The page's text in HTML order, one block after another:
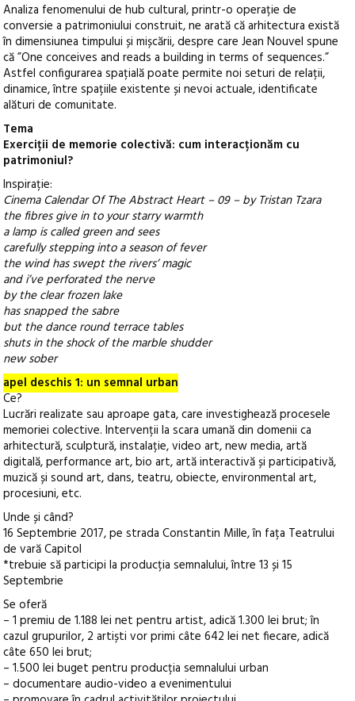
Analiza fenomenului de hub cultural, printr-o operație de
conversie a patrimoniului construit, ne arată că arhitectura există
în dimensiunea timpului și mișcării, despre care Jean Nouvel spune
că ”One conceives and reads a building in terms of sequences.”
Astfel configurarea spațială poate permite noi seturi de relații,
dinamice, între spațiile existente și nevoi actuale, identificate
alături de comunitate.
Tema
Exerciții de memorie colectivă: cum interacționăm cu
patrimoniul?
Inspirație:
Cinema Calendar Of The Abstract Heart – 09 – by Tristan Tzara
the fibres give in to your starry warmth
a lamp is called green and sees
carefully stepping into a season of fever
the wind has swept the rivers’ magic
and i’ve perforated the nerve
by the clear frozen lake
has snapped the sabre
but the dance round terrace tables
shuts in the shock of the marble shudder
new sober
apel deschis 1: un semnal urban
Ce?
Lucrări realizate sau aproape gata, care investighează procesele
memoriei colective. Intervenții la scara umană din domenii ca
arhitectură, sculptură, instalație, video art, new media, artă
digitală, performance art, bio art, artă interactivă și participativă,
muzică și sound art, dans, teatru, obiecte, environmental art,
procesiuni, etc.
Unde și când?
16 Septembrie 2017, pe strada Constantin Mille, în fața Teatrului
de vară Capitol
*trebuie să participi la producția semnalului, între 13 și 15
Septembrie
Se oferă
– 1 premiu de 1.188 lei net pentru artist, adică 1.300 lei brut; în
cazul grupurilor, 2 artiști vor primi câte 642 lei net fiecare, adică
câte 650 lei brut;
– 1.500 lei buget pentru producția semnalului urban
– documentare audio-video a evenimentului